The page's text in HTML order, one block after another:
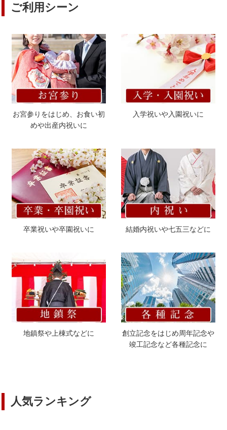
ご利用シーン
お宮参りをはじめ、お食い初
めや出産内祝いに
入学祝いや入園祝いに
卒業祝いや卒園祝いに 結婚内祝いや七五三などに
地鎮祭や上棟式などに
創立記念をはじめ周年記念や
竣工記念など各種記念に
人気ランキング